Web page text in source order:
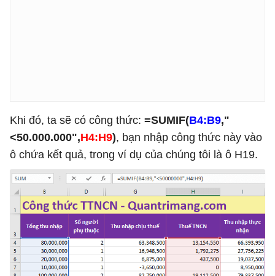
Khi đó, ta sẽ có công thức: =SUMIF(B4:B9,"
<50.000.000",H4:H9), bạn nhập công thức này vào
ô chứa kết quả, trong ví dụ của chúng tôi là ô H19.